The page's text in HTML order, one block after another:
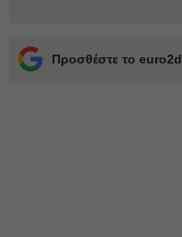
Προσθέστε το